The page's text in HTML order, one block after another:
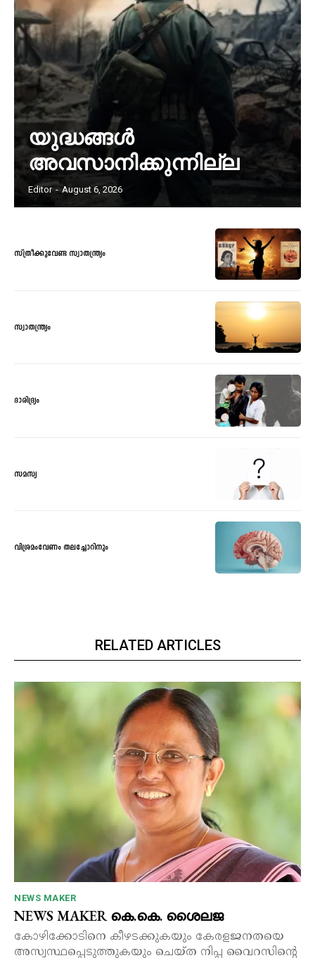
യുദ്ധങ്ങൾ
അവസാനിക്കുന്നില്ല
Editor - August 6, 2026
സ്ത്രീക്കുവേണ്ട സ്വാതന്ത്ര്യം
സ്വാതന്ത്ര്യം
ദാരിദ്ര്യം
സമസ്യ
വിശ്രമംവേണം തലച്ചോറിനും
RELATED ARTICLES
NEWS MAKER
NEWS MAKER കെ.കെ. ശൈലജ
കോഴിക്കോടിനെ കീഴടക്കുകയും കേരളജനതയെ
അസ്വസ്ഥപ്പെടുത്തുകയും ചെയ്ത നിപ്പ വൈറസിന്റെ